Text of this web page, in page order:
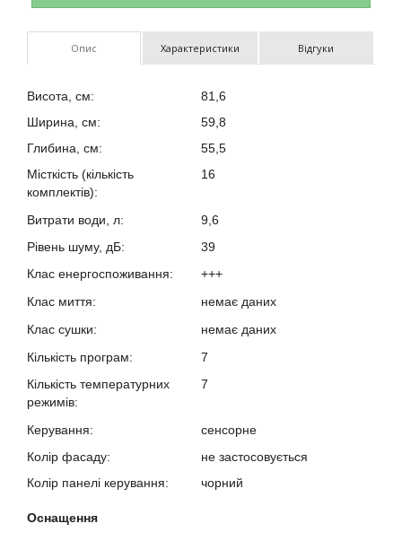
Опис Характеристики Відгуки
Висота, см:
81,6
Ширина, см:
59,8
Глибина, см:
55,5
Місткість (кількість
комплектів):
16
Витрати води, л:
9,6
Рівень шуму, дБ:
39
Клас енергоспоживання:
+++
Клас миття:
немає даних
Клас сушки:
немає даних
Кількість програм:
7
Кількість температурних
режимів:
7
Керування:
сенсорне
Колір фасаду:
не застосовується
Колір панелі керування:
чорний
Оснащення